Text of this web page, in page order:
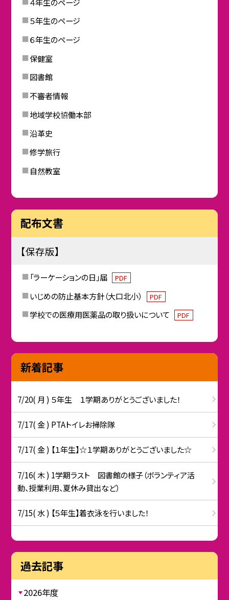
５年生のページ
６年生のページ
保健室
図書館
不審者情報
地域学校協働本部
沿革史
修学旅行
自然教室
配布文書
【保存版】
「ラーケーションの日」届 PDF
いじめの防止基本方針（大口北小） PDF
学校での医療用医薬品の取り扱いについて PDF
新着記事
7/20( 月 ) ５年生 １学期ありがとうございました！
7/17( 金 ) PTAトイレお掃除隊
7/17( 金 ) 【１年生】☆１学期ありがとうございました☆
7/16( 木 ) 1学期ラスト 図書館の様子（ボランティア活
動、授業利用、夏休み貸出など）
7/15( 水 ) 【５年生】着衣泳を行いました！
過去記事
2026年度